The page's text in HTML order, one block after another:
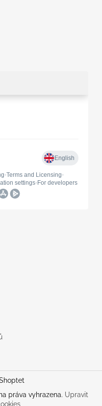
práva vyhrazena. Upravit